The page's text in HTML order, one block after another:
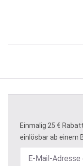
Einmalig 25 €
einlösbar ab einem